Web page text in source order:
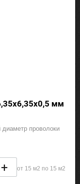
мм
диаметр проволоки
+ от 15 м2 по 15 м2